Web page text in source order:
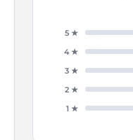
5 ★
4 ★
3 ★
2 ★
1 ★